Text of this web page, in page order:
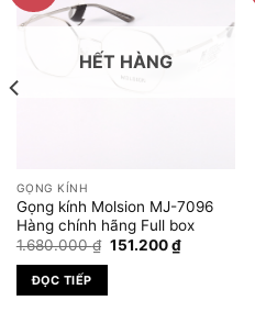
HẾT HÀNG
GỌNG KÍNH
Gọng kính Molsion MJ-7096
Hàng chính hãng Full box
1.680.000₫ Giá
151.200₫Giá
hiện
ĐỌC TIẾP
₫.